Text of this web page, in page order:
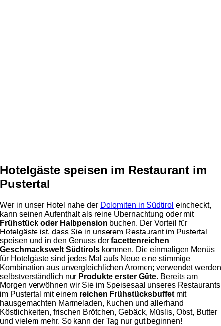
Hotelgäste speisen im Restaurant im
Pustertal
Wer in unser Hotel nahe der Dolomiten in Südtirol eincheckt,
kann seinen Aufenthalt als reine Übernachtung oder mit
Frühstück oder Halbpension buchen. Der Vorteil für
Hotelgäste ist, dass Sie in unserem Restaurant im Pustertal
speisen und in den Genuss der facettenreichen
Geschmackswelt Südtirols kommen. Die einmaligen Menüs
für Hotelgäste sind jedes Mal aufs Neue eine stimmige
Kombination aus unvergleichlichen Aromen; verwendet werden
selbstverständlich nur Produkte erster Güte. Bereits am
Morgen verwöhnen wir Sie im Speisesaal unseres Restaurants
im Pustertal mit einem reichen Frühstücksbuffet mit
hausgemachten Marmeladen, Kuchen und allerhand
Köstlichkeiten, frischen Brötchen, Gebäck, Müslis, Obst, Butter
und vielem mehr. So kann der Tag nur gut beginnen!